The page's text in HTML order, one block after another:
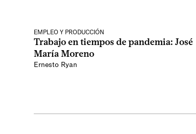
EMPLEO Y PRODUCCIÓN
Trabajo en tiempos de pandemia: José
María Moreno
Ernesto Ryan